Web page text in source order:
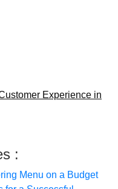
Experience in
:
Menu on a Budget